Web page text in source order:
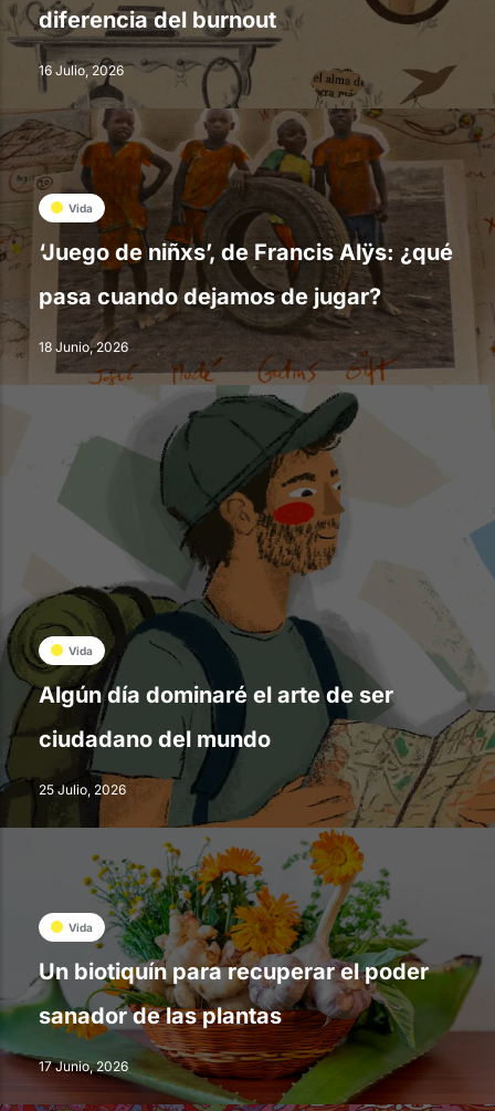
diferencia del burnout
16 Julio, 2026
Vida
‘Juego de niñxs’, de Francis Alÿs: ¿qué
pasa cuando dejamos de jugar?
18 Junio, 2026
Vida
Algún día dominaré el arte de ser
ciudadano del mundo
25 Julio, 2026
Vida
Un biotiquín para recuperar el poder
sanador de las plantas
17 Junio, 2026